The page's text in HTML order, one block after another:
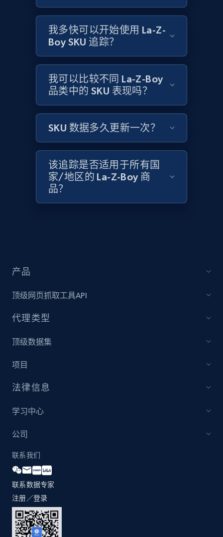
Sku, Product id, Product name, Manufacturer,
and more.
2.1K+ 353+
Home Depot US - Gather data on products
using specified keywords
URL, Domain, Country code, Model number,
Sku, Product id, Product name, Manufacturer,
and more.
2.1K+ 353+ 立即开始
and more.
2.1K+ 353+
Home Depot US - Discover products by
URL, Domain, Country code, Model number,
Sku, Product id, Product name, Manufacturer,
and more.
Home Depot US - Discovery products by
specific category URL
URL, Domain, Country code, Model number,
Sku, Product id, Product name, Manufacturer,
and more.
我多快可以开始使用 La-Z-
Boy SKU 追踪？
我可以比较不同 La-Z-Boy
品类中的 SKU 表现吗？
SKU 数据多久更新一次？
该追踪是否适用于所有国
家/地区的 La-Z-Boy 商
品？
产品
顶级网页抓取工具API
代理类型
顶级数据集
项目
法律信息
学习中心
公司
联系我们
联系数据专家
注册／登录